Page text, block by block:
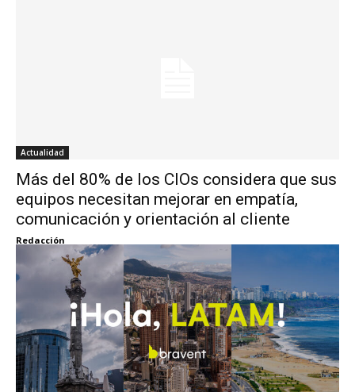
Actualidad
Más del 80% de los CIOs considera que sus
equipos necesitan mejorar en empatía,
comunicación y orientación al cliente
Redacción